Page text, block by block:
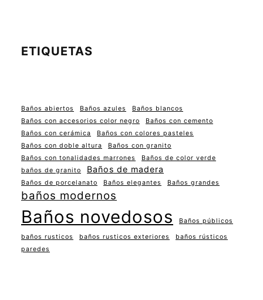
ETIQUETAS
Baños abiertos Baños azules
Baños blancos
Baños con accesorios color negro
Baños con cemento
Baños con cerámica
Baños con colores pasteles
Baños con doble altura
Baños con granito
Baños con tonalidades marrones
Baños de color verde
baños de granito
Baños de madera
Baños de porcelanato Baños elegantes Baños grandes
baños modernos
Baños novedosos Baños públicos
baños rusticos baños rusticos exteriores
baños rústicos
paredes